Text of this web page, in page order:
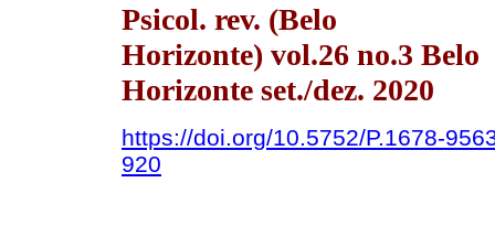
Psicol. rev. (Belo
Horizonte) vol.26 no.3 Belo
Horizonte set./dez. 2020
https://doi.org/10.5752/P.1678-
920